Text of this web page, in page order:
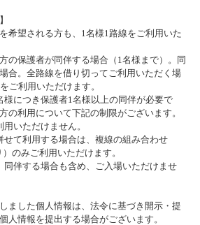
当選者発表!!
ニコ感謝祭開催中!!
25(月)
プレゼント当選者発表
希望される方も、1名様1路線をご利用いた
の保護者が同伴する場合（1名様まで）。同
合。全路線を借り切ってご利用いただく場
ご利用いただけます。
様につき保護者1名様以上の同伴が必要で
の利用について下記の制限がございます。
いただけません。
せて利用する場合は、複線の組み合わせ
のみご利用いただけます。
同伴する場合も含め、ご入場いただけませ
ました個人情報は、法令に基づき開示・提
人情報を提出する場合がございます。